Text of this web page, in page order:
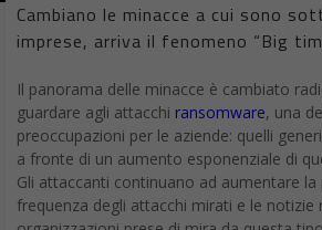
Cambiano le minacce a cui sono
imprese, arriva il fenomeno “Big
Il panorama delle minacce è cambiato
guardare agli attacchi ransomware, una
preoccupazioni per le aziende: quelli
a fronte di un aumento esponenziale di
Gli attaccanti continuano ad aumentare
frequenza degli attacchi mirati e le notizie